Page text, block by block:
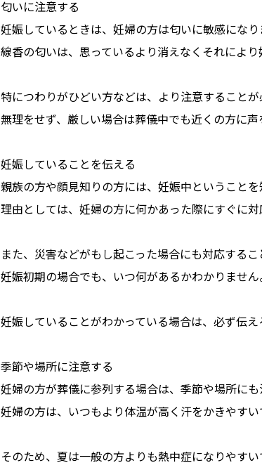
匂いに注意する
妊娠しているときは、妊婦の方は匂いに敏感になり
線香の匂いは、思っているより消えなくそれによ
特につわりがひどい方などは、より注意することが
無理をせず、厳しい場合は葬儀中でも近くの方に声
妊娠していることを伝える
親族の方や顔見知りの方には、妊娠中ということを
理由としては、妊婦の方に何かあった際にすぐに対
また、災害などがもし起こった場合にも対応するこ
妊娠初期の場合でも、いつ何があるかわかりません
妊娠していることがわかっている場合は、必ず伝え
季節や場所に注意する
妊婦の方が葬儀に参列する場合は、季節や場所にも
妊婦の方は、いつもより体温が高く汗をかきやすい
そのため、夏は一般の方よりも熱中症になりやすい